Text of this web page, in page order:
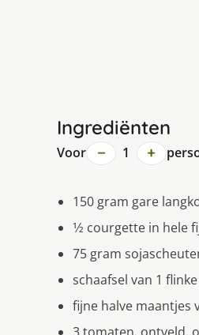
Ingrediënten
Voor − 1 +
150 gram gare
1⁄2 courgette in hele
75 gram
schaafsel van 1
fijne halve maantjes